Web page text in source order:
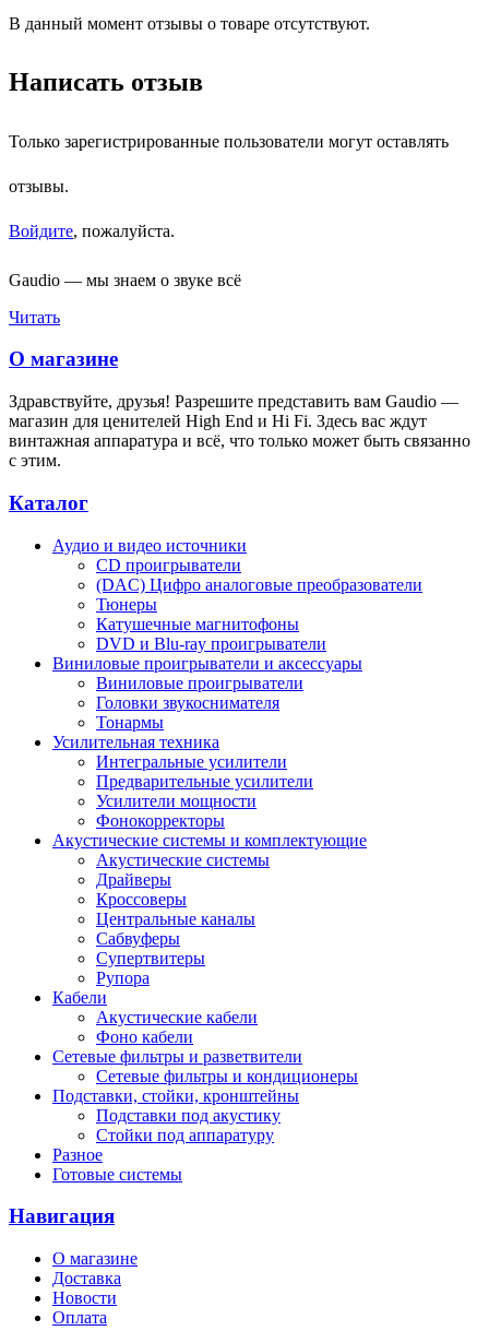
В данный момент отзывы о товаре отсутствуют.
Написать отзыв
Только зарегистрированные пользователи могут оставлять
отзывы.
Войдите, пожалуйста.
Gaudio — мы знаем о звуке всё
Читать
О магазине
Здравствуйте, друзья! Разрешите представить вам Gaudio —
магазин для ценителей High End и Hi Fi. Здесь вас ждут
винтажная аппаратура и всё, что только может быть связанно
с этим.
Каталог
Аудио и видео источники
CD проигрыватели
(DAC) Цифро аналоговые преобразователи
Тюнеры
Катушечные магнитофоны
DVD и Blu-ray проигрыватели
Виниловые проигрыватели и аксессуары
Виниловые проигрыватели
Головки звукоснимателя
Тонармы
Усилительная техника
Интегральные усилители
Предварительные усилители
Усилители мощности
Фонокорректоры
Акустические системы и комплектующие
Акустические системы
Драйверы
Кроссоверы
Центральные каналы
Сабвуферы
Супертвитеры
Рупора
Кабели
Акустические кабели
Фоно кабели
Сетевые фильтры и разветвители
Сетевые фильтры и кондиционеры
Подставки, стойки, кронштейны
Подставки под акустику
Стойки под аппаратуру
Разное
Готовые системы
Навигация
О магазине
Доставка
Новости
Оплата